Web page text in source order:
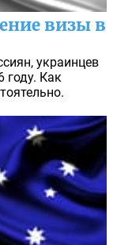
визы в
украинцев
году. Как